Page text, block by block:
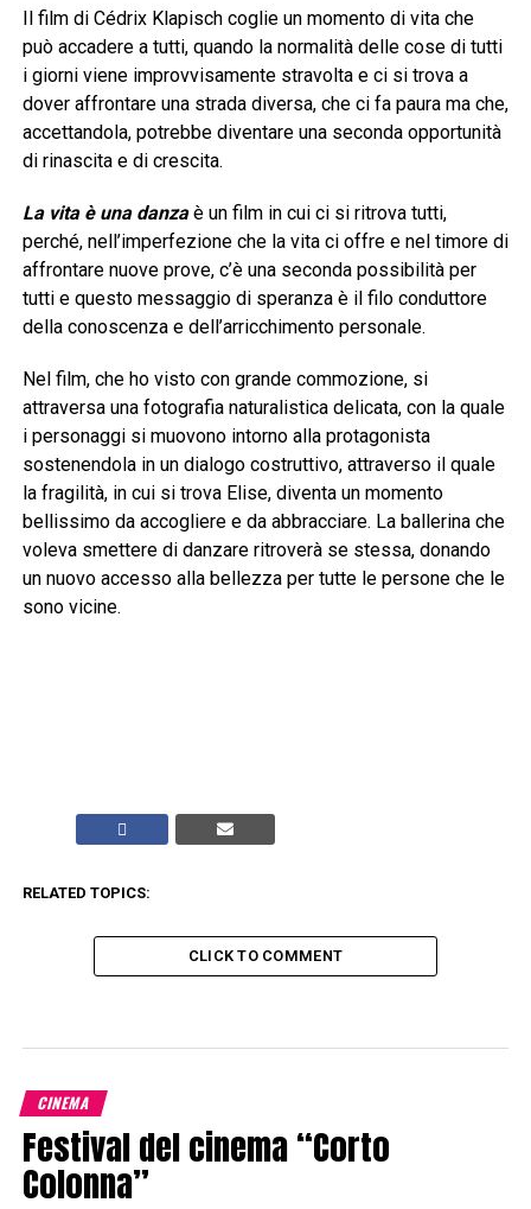
Il film di Cédrix Klapisch coglie un momento di vita che
può accadere a tutti, quando la normalità delle cose di tutti
i giorni viene improvvisamente stravolta e ci si trova a
dover affrontare una strada diversa, che ci fa paura ma che,
accettandola, potrebbe diventare una seconda opportunità
di rinascita e di crescita.
La vita è una danzaè un film in cui ci si ritrova tutti,
perché, nell’imperfezione che la vita ci offre e nel timore di
affrontare nuove prove, c’è una seconda possibilità per
tutti e questo messaggio di speranza è il filo conduttore
della conoscenza e dell’arricchimento personale.
Nel film, che ho visto con grande commozione, si
attraversa una fotografia naturalistica delicata, con la quale
i personaggi si muovono intorno alla protagonista
sostenendola in un dialogo costruttivo, attraverso il quale
la fragilità, in cui si trova Elise, diventa un momento
bellissimo da accogliere e da abbracciare. La ballerina che
voleva smettere di danzare ritroverà se stessa, donando
un nuovo accesso alla bellezza per tutte le persone che le
sono vicine.
RELATED TOPICS:
CLICK TO COMMENT
CINEMA
Festival del cinema “Corto
Colonna”